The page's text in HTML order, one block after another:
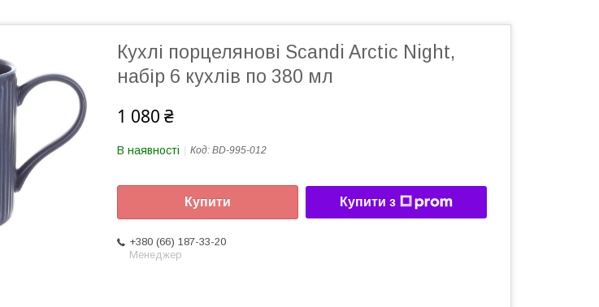
Кухлі порцелянові Scandi Arctic Night,
набір 6 кухлів по 380 мл
1 080 ₴
В наявності Код: BD-995-012
Купити Купити з
+380 (66) 187-33-20
Менеджер